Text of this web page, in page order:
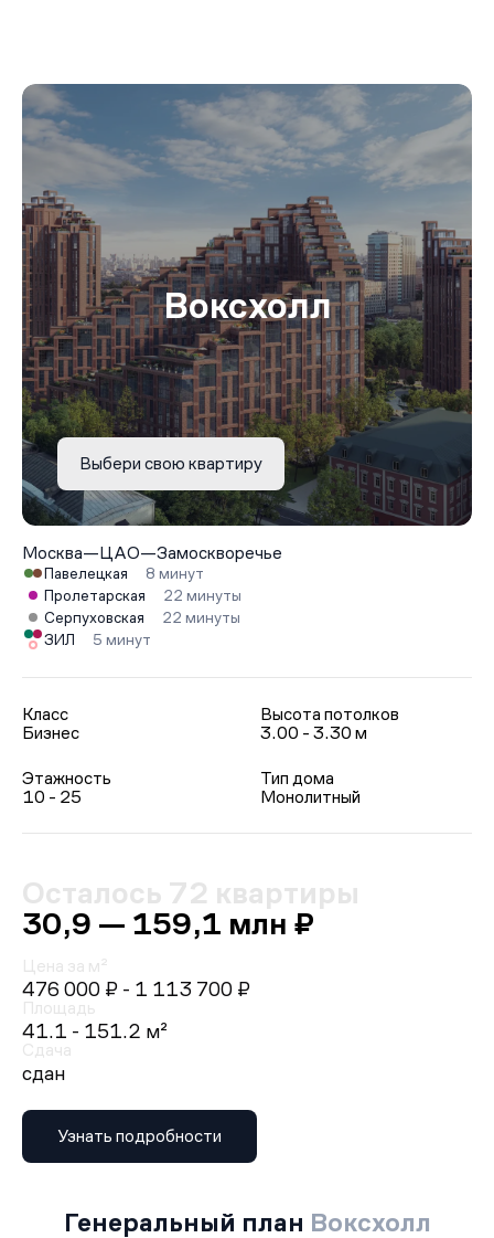
Воксхолл
Выбери свою квартиру
Москва—ЦАО—Замоскворечье
Павелецкая
8 минут
Пролетарская
22 минуты
Серпуховская
22 минуты
ЗИЛ
5 минут
Класс
Бизнес
Высота потолков
3.00 - 3.30 м
Этажность
10 - 25
Тип дома
Монолитный
Осталось 72 квартиры
30,9 — 159,1 млн ₽
Цена за м²
476 000 ₽ - 1 113 700 ₽
Площадь
41.1 - 151.2 м²
Сдача
сдан
Узнать подробности
Генеральный план Воксхолл